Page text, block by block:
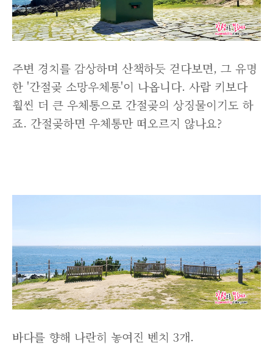
주변 경치를 감상하며 산책하듯 걷다보면, 그 유명
한 '간절곶 소망우체통'이 나옵니다. 사람 키보다
훨씬 더 큰 우체통으로 간절곶의 상징물이기도 하
죠. 간절곶하면 우체통만 떠오르지 않나요?
바다를 향해 나란히 놓여진 벤치 3개.